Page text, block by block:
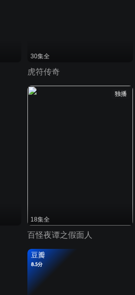
30集全
虎符传奇
独播
18集全
百怪夜谭之假面人
豆瓣
8.5分